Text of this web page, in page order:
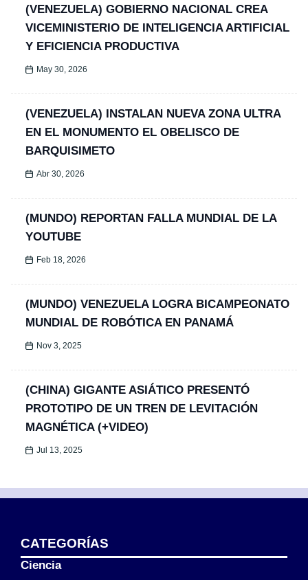
(VENEZUELA) GOBIERNO NACIONAL CREA
VICEMINISTERIO DE INTELIGENCIA ARTIFICIAL
Y EFICIENCIA PRODUCTIVA
May 30, 2026
(VENEZUELA) INSTALAN NUEVA ZONA ULTRA
EN EL MONUMENTO EL OBELISCO DE
BARQUISIMETO
Abr 30, 2026
(MUNDO) REPORTAN FALLA MUNDIAL DE LA
YOUTUBE
Feb 18, 2026
(MUNDO) VENEZUELA LOGRA BICAMPEONATO
MUNDIAL DE ROBÓTICA EN PANAMÁ
Nov 3, 2025
(CHINA) GIGANTE ASIÁTICO PRESENTÓ
PROTOTIPO DE UN TREN DE LEVITACIÓN
MAGNÉTICA (+VIDEO)
Jul 13, 2025
CATEGORÍAS
Ciencia